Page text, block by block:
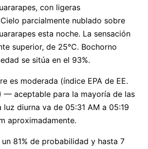
con ligeras
parcialmente nublado sobre
esta noche. La sensación
superior, de 25°C. Bochorno
se sitúa en el 93%.
es moderada (índice EPA de EE.
— aceptable para la mayoría de las
luz diurna va de 05:31 AM a 05:19
aproximadamente.
81% de probabilidad y hasta 7